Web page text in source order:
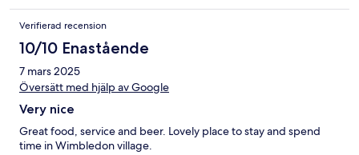
Verifierad recension
10/10 Enastående
7 mars 2025
Översätt med hjälp av Google
Very nice
Great food, service and beer. Lovely place to stay and spend
time in Wimbledon village.